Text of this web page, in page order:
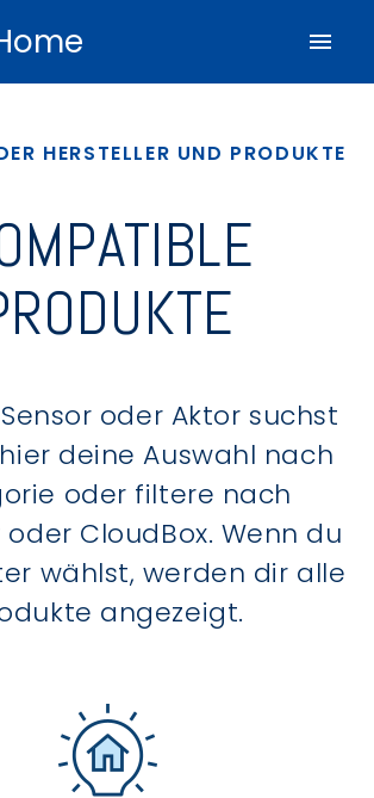
HERSTELLER UND PRODUKTE
oder Aktor suchst
deine Auswahl nach
oder filtere nach
CloudBox. Wenn du
wählst, werden dir alle
angezeigt.